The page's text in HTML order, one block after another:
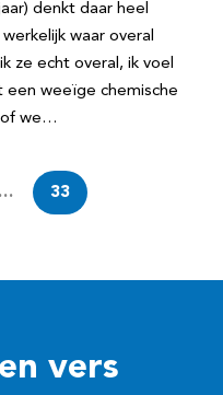
denkt daar heel
waar overal
ze echt overal, ik voel
een weeïge chemische
we…
… 33
vers